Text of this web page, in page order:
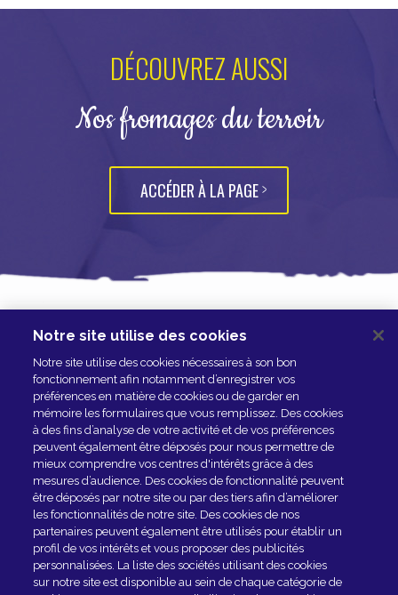
DÉCOUVREZ AUSSI
Nos fromages du terroir
ACCÉDER À LA PAGE
NOUS CONTACTER
ESPACE PRESSE
NOS PARTENAIRES
Notre site utilise des cookies
Notre site utilise des cookies nécessaires à son bon
fonctionnement afin notamment d’enregistrer vos
préférences en matière de cookies ou de garder en
mémoire les formulaires que vous remplissez. Des cookies
à des fins d’analyse de votre activité et de vos préférences
peuvent également être déposés pour nous permettre de
mieux comprendre vos centres d'intérêts grâce à des
mesures d’audience. Des cookies de fonctionnalité peuvent
être déposés par notre site ou par des tiers afin d’améliorer
les fonctionnalités de notre site. Des cookies de nos
partenaires peuvent également être utilisés pour établir un
profil de vos intérêts et vous proposer des publicités
personnalisées. La liste des sociétés utilisant des cookies
sur notre site est disponible au sein de chaque catégorie de